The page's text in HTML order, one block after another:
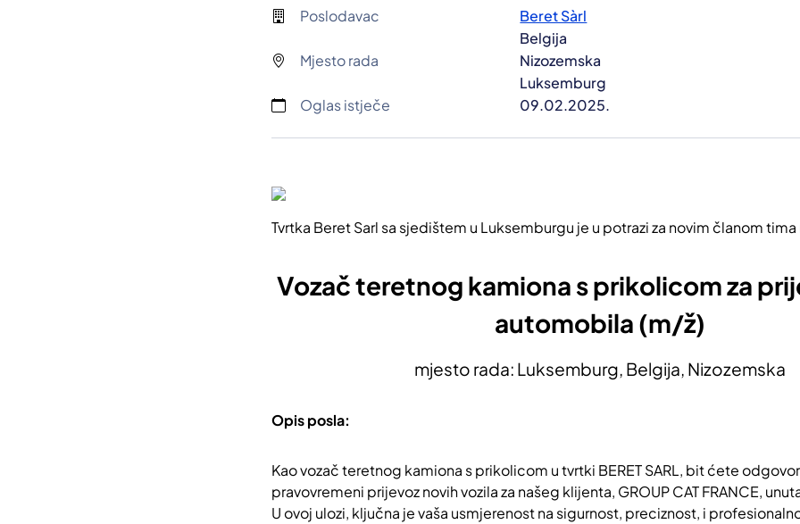
Poslodavac Beret Sàrl
Mjesto rada
Belgija
Nizozemska
Luksemburg
Oglas istječe
09.02.2025.
Tvrtka Beret Sarl sa sjedištem u Luksemburgu je u potrazi za novim članom
Vozač teretnog kamiona s prikolicom za
automobila (m/ž)
mjesto rada: Luksemburg, Belgija, Nizozemska
Opis posla:
Kao vozač teretnog kamiona s prikolicom u tvrtki BERET SARL, bit ćete
pravovremeni prijevoz novih vozila za našeg klijenta, GROUP CAT FRANCE,
U ovoj ulozi, ključna je vaša usmjerenost na sigurnost, preciznost, i